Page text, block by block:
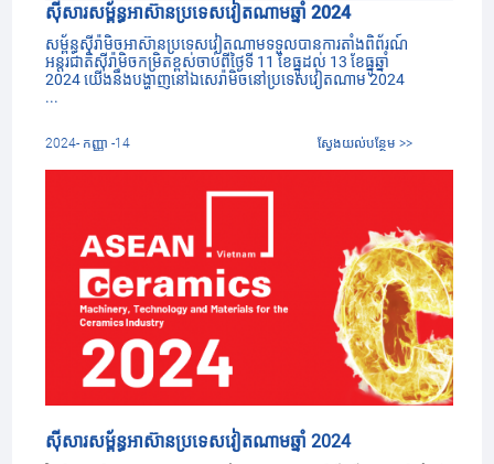
ស៊ីសារសម្ព័ន្ធអាស៊ានប្រទេសវៀតណាមឆ្នាំ 2024
សម្ព័ន្ធស៊ីរ៉ាមិចអាស៊ានប្រទេសវៀតណាមទទួលបានការតាំងពិព័រណ៍
អន្ដរជាតិស៊ីរ៉ាមិចកម្រិតខ្ពស់ចាប់ពីថ្ងៃទី 11 ខែធ្នូដល់ 13 ខែធ្នូឆ្នាំ
2024 យើងនឹងបង្ហាញនៅឯសេរ៉ាមិចនៅប្រទេសវៀតណាម 2024
...
2024- កញ្ញា -14 ស្វែងយល់បន្ថែម >>
ស៊ីសារសម្ព័ន្ធអាស៊ានប្រទេសវៀតណាមឆ្នាំ 2024